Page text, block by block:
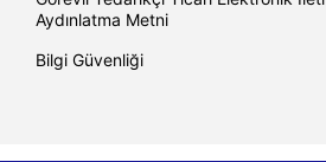
Aydınlatma Metni
Bilgi Güvenliği